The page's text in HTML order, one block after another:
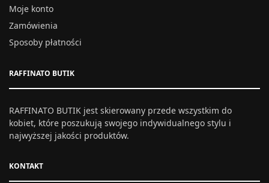
Moje konto
Zamówienia
Sposoby płatności
RAFFINATO BUTIK
RAFFINATO BUTIK jest skierowany przede wszystkim do
kobiet, które poszukują swojego indywidualnego stylu i
najwyższej jakości produktów.
KONTAKT